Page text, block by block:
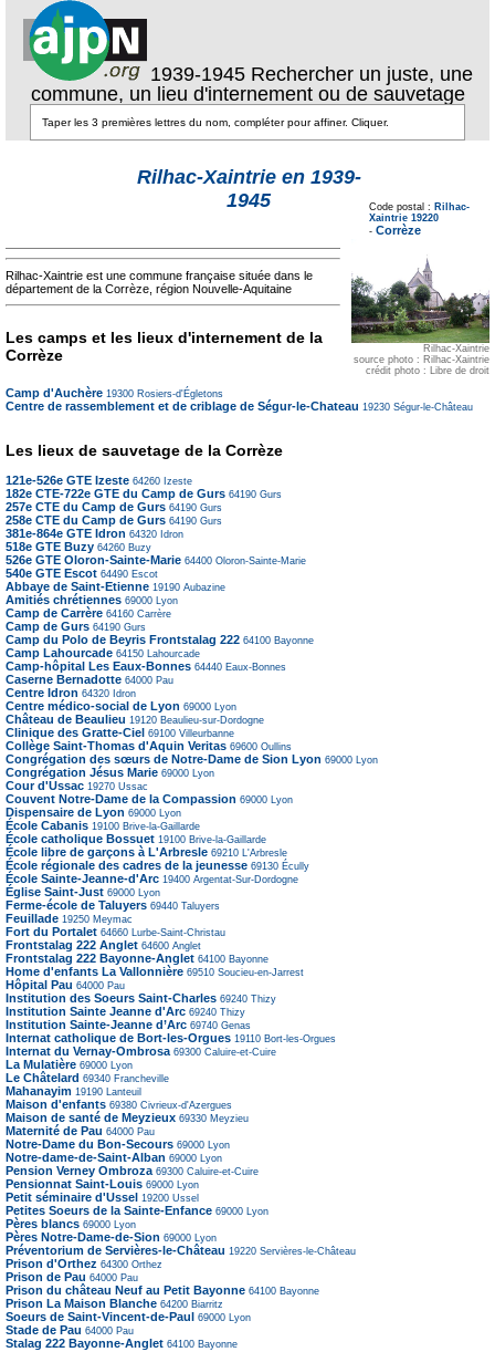
1939-1945 Rechercher un juste, une
commune, un lieu d'internement ou de sauvetage
Rilhac-Xaintrie en 1939-
1945
Code postal : Rilhac-
Xaintrie 19220
- Corrèze
Rilhac-Xaintrie
source photo : Rilhac-Xaintrie
crédit photo : Libre de droit
Rilhac-Xaintrie est une commune française située dans le
département de la Corrèze, région Nouvelle-Aquitaine
Les camps et les lieux d'internement de la
Corrèze
Camp d'Auchère 19300 Rosiers-d'Égletons
Centre de rassemblement et de criblage de Ségur-le-Chateau 19230 Ségur-le-Château
Les lieux de sauvetage de la Corrèze
121e-526e GTE Izeste 64260 Izeste
182e CTE-722e GTE du Camp de Gurs 64190 Gurs
257e CTE du Camp de Gurs 64190 Gurs
258e CTE du Camp de Gurs 64190 Gurs
381e-864e GTE Idron 64320 Idron
518e GTE Buzy 64260 Buzy
526e GTE Oloron-Sainte-Marie 64400 Oloron-Sainte-Marie
540e GTE Escot 64490 Escot
Abbaye de Saint-Etienne 19190 Aubazine
Amitiés chrétiennes 69000 Lyon
Camp de Carrère 64160 Carrère
Camp de Gurs 64190 Gurs
Camp du Polo de Beyris Frontstalag 222 64100 Bayonne
Camp Lahourcade 64150 Lahourcade
Camp-hôpital Les Eaux-Bonnes 64440 Eaux-Bonnes
Caserne Bernadotte 64000 Pau
Centre Idron 64320 Idron
Centre médico-social de Lyon 69000 Lyon
Château de Beaulieu 19120 Beaulieu-sur-Dordogne
Clinique des Gratte-Ciel 69100 Villeurbanne
Collège Saint-Thomas d'Aquin Veritas 69600 Oullins
Congrégation des sœurs de Notre-Dame de Sion Lyon 69000 Lyon
Congrégation Jésus Marie 69000 Lyon
Cour d'Ussac 19270 Ussac
Couvent Notre-Dame de la Compassion 69000 Lyon
Dispensaire de Lyon 69000 Lyon
École Cabanis 19100 Brive-la-Gaillarde
École catholique Bossuet 19100 Brive-la-Gaillarde
École libre de garçons à L'Arbresle 69210 L'Arbresle
École régionale des cadres de la jeunesse 69130 Écully
École Sainte-Jeanne-d'Arc 19400 Argentat-Sur-Dordogne
Église Saint-Just 69000 Lyon
Ferme-école de Taluyers 69440 Taluyers
Feuillade 19250 Meymac
Fort du Portalet 64660 Lurbe-Saint-Christau
Frontstalag 222 Anglet 64600 Anglet
Frontstalag 222 Bayonne-Anglet 64100 Bayonne
Home d'enfants La Vallonnière 69510 Soucieu-en-Jarrest
Hôpital Pau 64000 Pau
Institution des Soeurs Saint-Charles 69240 Thizy
Institution Sainte Jeanne d'Arc 69240 Thizy
Institution Sainte-Jeanne d’Arc 69740 Genas
Internat catholique de Bort-les-Orgues 19110 Bort-les-Orgues
Internat du Vernay-Ombrosa 69300 Caluire-et-Cuire
La Mulatière 69000 Lyon
Le Châtelard 69340 Francheville
Mahanayim 19190 Lanteuil
Maison d'enfants 69380 Civrieux-d'Azergues
Maison de santé de Meyzieux 69330 Meyzieu
Maternité de Pau 64000 Pau
Notre-Dame du Bon-Secours 69000 Lyon
Notre-dame-de-Saint-Alban 69000 Lyon
Pension Verney Ombroza 69300 Caluire-et-Cuire
Pensionnat Saint-Louis 69000 Lyon
Petit séminaire d'Ussel 19200 Ussel
Petites Soeurs de la Sainte-Enfance 69000 Lyon
Pères blancs 69000 Lyon
Pères Notre-Dame-de-Sion 69000 Lyon
Préventorium de Servières-le-Château 19220 Servières-le-Château
Prison d'Orthez 64300 Orthez
Prison de Pau 64000 Pau
Prison du château Neuf au Petit Bayonne 64100 Bayonne
Prison La Maison Blanche 64200 Biarritz
Soeurs de Saint-Vincent-de-Paul 69000 Lyon
Stade de Pau 64000 Pau
Stalag 222 Bayonne-Anglet 64100 Bayonne